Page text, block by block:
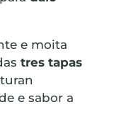
e moita
tres tapas
e sabor a